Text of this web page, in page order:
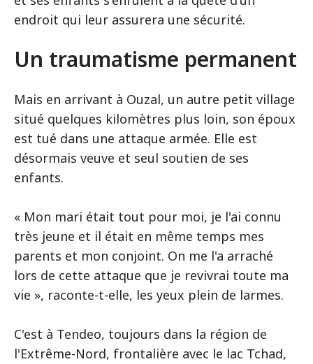
endroit qui leur assurera une sécurité.
Un traumatisme permanent
Mais en arrivant à Ouzal, un autre petit village
situé quelques kilomètres plus loin, son époux
est tué dans une attaque armée. Elle est
désormais veuve et seul soutien de ses
enfants.
« Mon mari était tout pour moi, je l'ai connu
très jeune et il était en même temps mes
parents et mon conjoint. On me l'a arraché
lors de cette attaque que je revivrai toute ma
vie », raconte-t-elle, les yeux plein de larmes.
C'est à Tendeo, toujours dans la région de
l'Extrême-Nord, frontalière avec le lac Tchad,